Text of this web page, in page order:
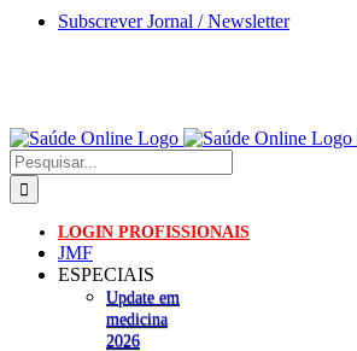
Skip
Subscrever Jornal / Newsletter
Pesquisar
LOGIN PROFISSIONAIS
JMF
ESPECIAIS
Update em
medicina
2026